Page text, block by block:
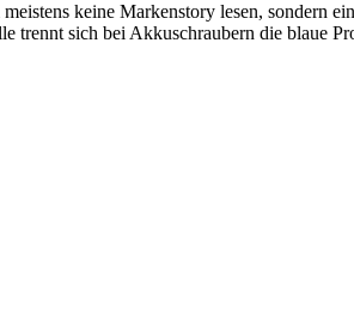
keine Markenstory lesen, sondern
trennt sich bei Akkuschraubern die